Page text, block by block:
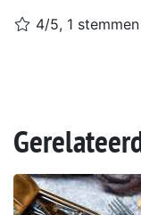
4/5, 1 stemmen